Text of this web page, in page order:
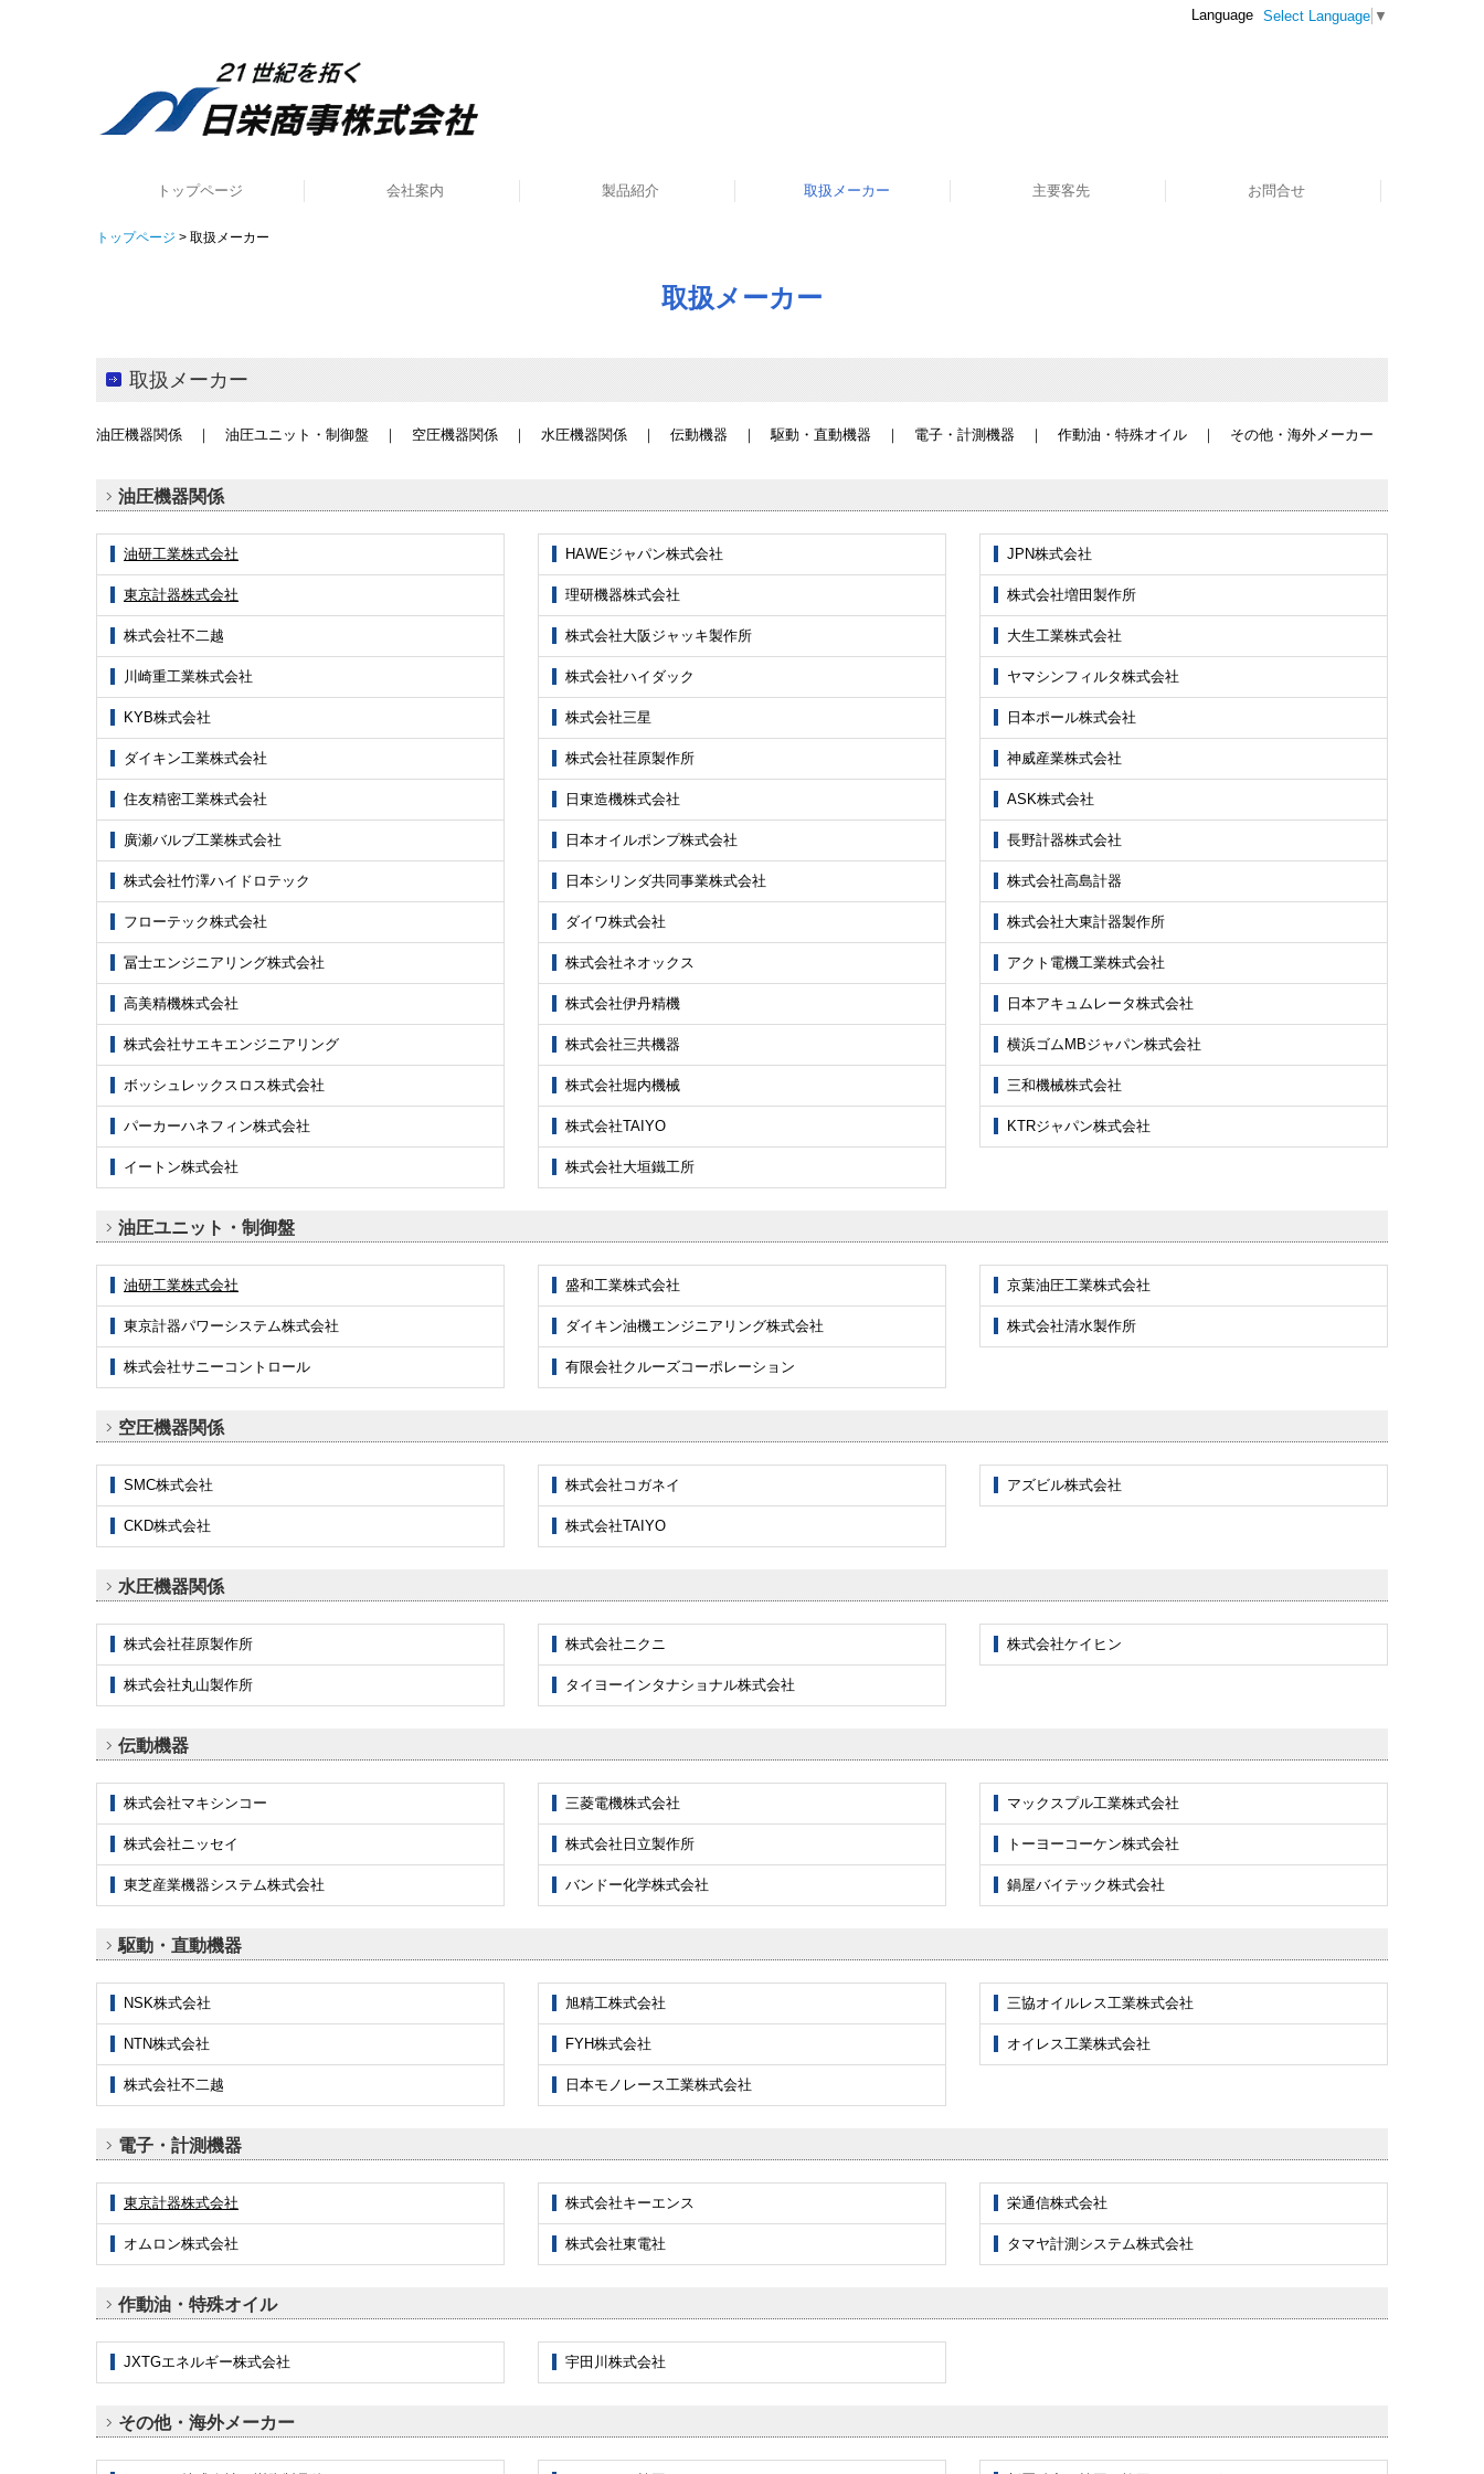
Language Select Language ▼
トップページ 会社案内 製品紹介 取扱メーカー 主要客先 お問合せ
トップページ 取扱メーカー
取扱メーカー
取扱メーカー
油圧機器関係 ｜ 油圧ユニット・制御盤 ｜ 空圧機器関係 ｜ 水圧機器関係 ｜ 伝動機器 ｜ 駆動・直動機器 ｜ 電子・計測機器 ｜ 作動油・特殊オイル ｜ その他・海外メーカー
油圧機器関係
油研工業株式会社
東京計器株式会社
株式会社不二越
川崎重工業株式会社
KYB株式会社
ダイキン工業株式会社
住友精密工業株式会社
廣瀬バルブ工業株式会社
株式会社竹澤ハイドロテック
フローテック株式会社
冨士エンジニアリング株式会社
高美精機株式会社
株式会社サエキエンジニアリング
ボッシュレックスロス株式会社
パーカーハネフィン株式会社
イートン株式会社
HAWEジャパン株式会社
理研機器株式会社
株式会社大阪ジャッキ製作所
株式会社ハイダック
株式会社三星
株式会社荏原製作所
日東造機株式会社
日本オイルポンプ株式会社
日本シリンダ共同事業株式会社
ダイワ株式会社
株式会社ネオックス
株式会社伊丹精機
株式会社三共機器
株式会社堀内機械
株式会社TAIYO
株式会社大垣鐵工所
JPN株式会社
株式会社増田製作所
大生工業株式会社
ヤマシンフィルタ株式会社
日本ポール株式会社
神威産業株式会社
ASK株式会社
長野計器株式会社
株式会社高島計器
株式会社大東計器製作所
アクト電機工業株式会社
日本アキュムレータ株式会社
横浜ゴムMBジャパン株式会社
三和機械株式会社
KTRジャパン株式会社
油圧ユニット・制御盤
油研工業株式会社
東京計器パワーシステム株式会社
株式会社サニーコントロール
盛和工業株式会社
ダイキン油機エンジニアリング株式会社
有限会社クルーズコーポレーション
京葉油圧工業株式会社
株式会社清水製作所
空圧機器関係
SMC株式会社
CKD株式会社
株式会社コガネイ
株式会社TAIYO
アズビル株式会社
水圧機器関係
株式会社荏原製作所
株式会社丸山製作所
株式会社ニクニ
タイヨーインタナショナル株式会社
株式会社ケイヒン
伝動機器
株式会社マキシンコー
株式会社ニッセイ
東芝産業機器システム株式会社
三菱電機株式会社
株式会社日立製作所
バンドー化学株式会社
マックスプル工業株式会社
トーヨーコーケン株式会社
鍋屋バイテック株式会社
駆動・直動機器
NSK株式会社
NTN株式会社
株式会社不二越
旭精工株式会社
FYH株式会社
日本モノレース工業株式会社
三協オイルレス工業株式会社
オイレス工業株式会社
電子・計測機器
東京計器株式会社
オムロン株式会社
株式会社キーエンス
株式会社東電社
栄通信株式会社
タマヤ計測システム株式会社
作動油・特殊オイル
JXTGエネルギー株式会社 宇田川株式会社
その他・海外メーカー